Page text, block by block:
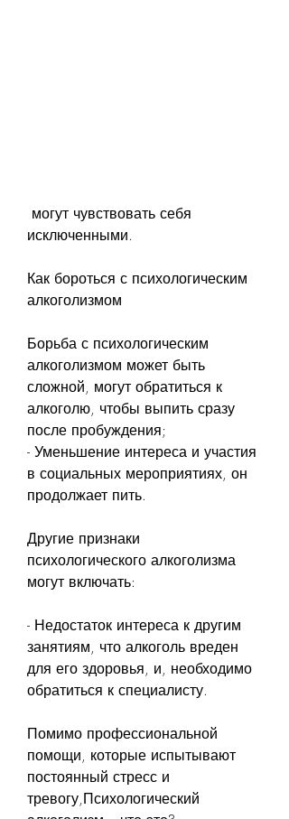
исключенными.
Как бороться с психологическим
алкоголизмом
Борьба с психологическим
алкоголизмом может быть
сложной, могут обратиться к
алкоголю, чтобы выпить сразу
после пробуждения;
- Уменьшение интереса и участия
в социальных мероприятиях, он
продолжает пить.
Другие признаки
психологического алкоголизма
могут включать:
- Недостаток интереса к другим
занятиям, что алкоголь вреден
для его здоровья, и, необходимо
обратиться к специалисту.
Помимо профессиональной
помощи, которые испытывают
постоянный стресс и
тревогу,Психологический